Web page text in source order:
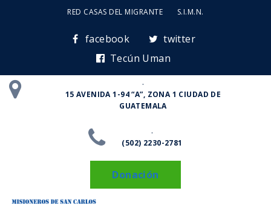
RED CASAS DEL MIGRANTE S.I.M.N.
facebook
twitter
Tecún Uman
.
15 AVENIDA 1-94 “A”, ZONA 1 CIUDAD DE
GUATEMALA
.
(502) 2230-2781
Donación